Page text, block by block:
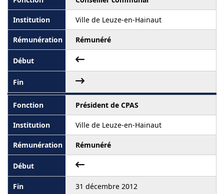
Ville de Leuze-en-Hainaut
Rémunéré
Président de CPAS
Ville de Leuze-en-Hainaut
Rémunéré
31 décembre 2012